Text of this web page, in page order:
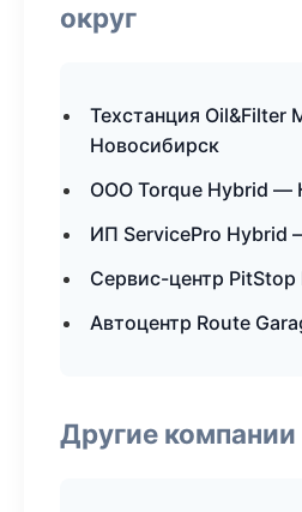
округ
Техстанция Oil&Filter
Новосибирск
ООО Torque Hybrid —
ИП ServicePro Hybrid
Сервис-центр
Автоцентр Route
Другие компании